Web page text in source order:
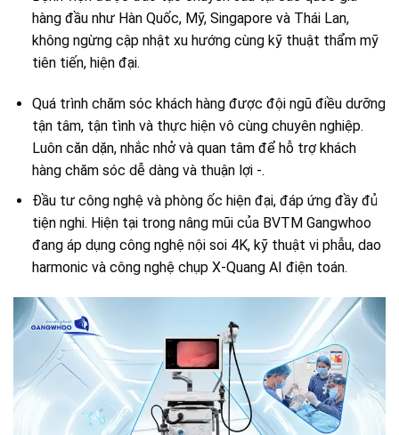
hàng đầu như Hàn Quốc, Mỹ, Singapore và Thái Lan,
không ngừng cập nhật xu hướng cùng kỹ thuật thẩm mỹ
tiên tiến, hiện đại.
Quá trình chăm sóc khách hàng được đội ngũ điều dưỡng
tận tâm, tận tình và thực hiện vô cùng chuyên nghiệp.
Luôn căn dặn, nhắc nhở và quan tâm để hỗ trợ khách
hàng chăm sóc dễ dàng và thuận lợi -.
Đầu tư công nghệ và phòng ốc hiện đại, đáp ứng đầy đủ
tiện nghi. Hiện tại trong nâng mũi của BVTM Gangwhoo
đang áp dụng công nghệ nội soi 4K, kỹ thuật vi phẫu, dao
harmonic và công nghệ chụp X-Quang AI điện toán.